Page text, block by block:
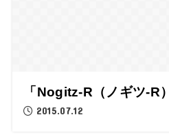
「Nogitz-R（ノギツ-R
2015.07.12